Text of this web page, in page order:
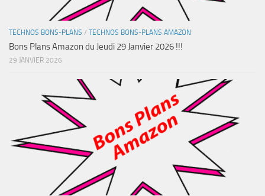
TECHNOS BONS-PLANS / TECHNOS BONS-PLANS AMAZON
Bons Plans Amazon du Jeudi 29 Janvier 2026 !!!
29 JANVIER 2026